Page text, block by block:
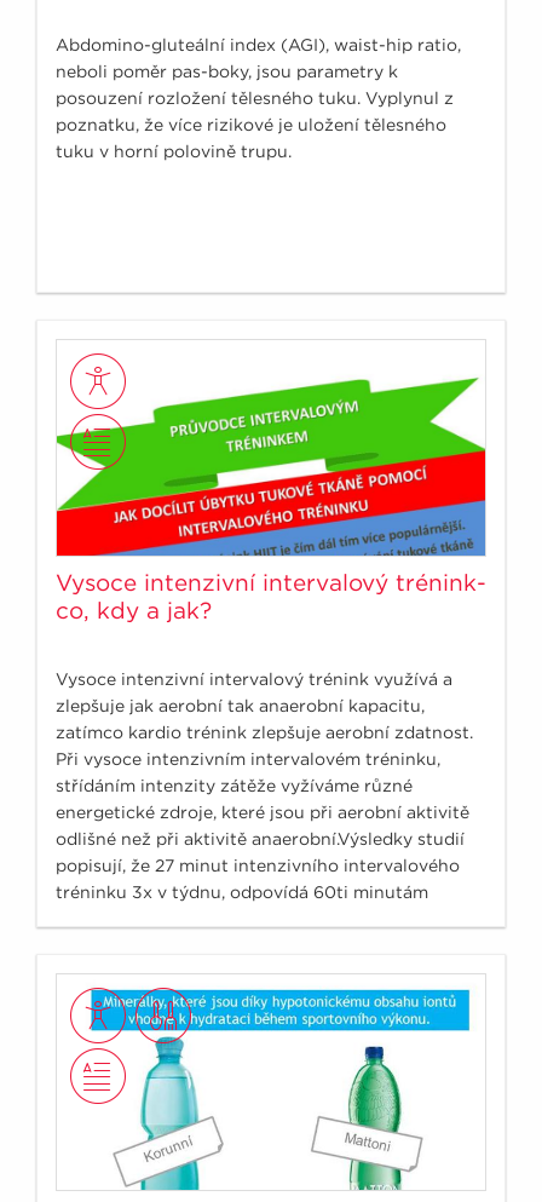
Abdomino-gluteální index (AGI), waist-hip ratio,
neboli poměr pas-boky, jsou parametry k
posouzení rozložení tělesného tuku. Vyplynul z
poznatku, že více rizikové je uložení tělesného
tuku v horní polovině trupu.
Vysoce intenzivní intervalový trénink-
co, kdy a jak?
Vysoce intenzivní intervalový trénink využívá a
zlepšuje jak aerobní tak anaerobní kapacitu,
zatímco kardio trénink zlepšuje aerobní zdatnost.
Při vysoce intenzivním intervalovém tréninku,
střídáním intenzity zátěže vyžíváme různé
energetické zdroje, které jsou při aerobní aktivitě
odlišné než při aktivitě anaerobní.Výsledky studií
popisují, že 27 minut intenzivního intervalového
tréninku 3x v týdnu, odpovídá 60ti minutám